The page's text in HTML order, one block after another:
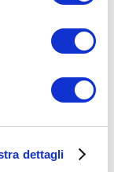
dettagli